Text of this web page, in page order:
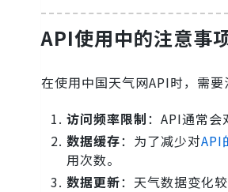
API使用中的注意事
在使用中国天气网API时，需要
访问频率限制：API通常
数据缓存：为了减少对API
用次数。
数据更新：天气数据变化